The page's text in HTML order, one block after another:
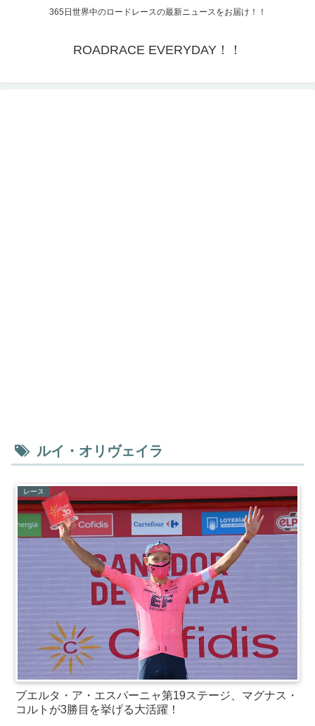
365日世界中のロードレースの最新ニュースをお届け！！
ROADRACE EVERYDAY！！
ルイ・オリヴェイラ
レース
ブエルタ・ア・エスパーニャ第19ステージ、マグナス・
コルトが3勝目を挙げる大活躍！